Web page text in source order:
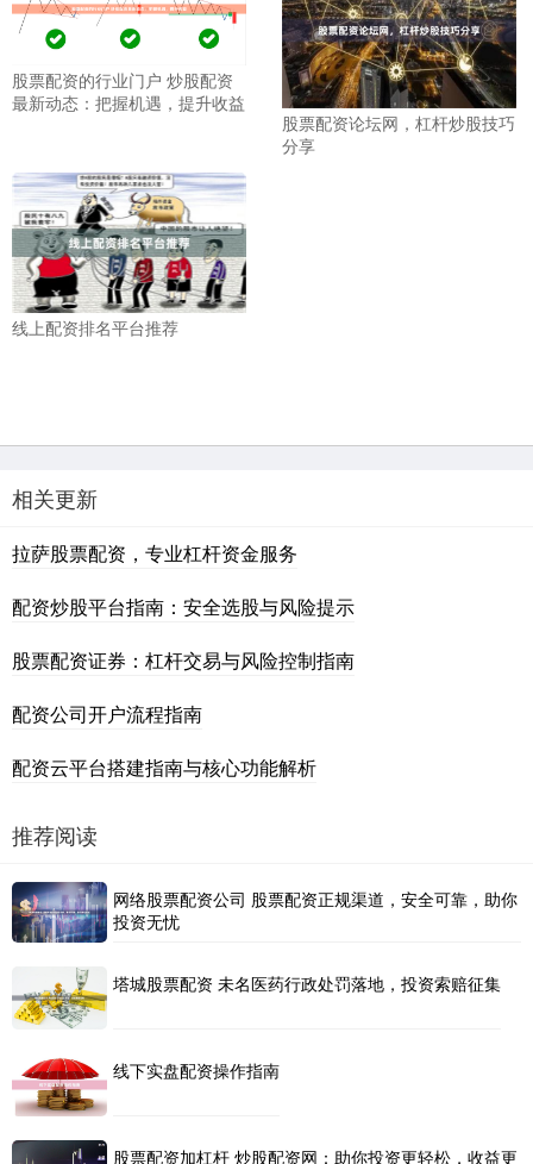
股票配资的行业门户 炒股配资
最新动态：把握机遇，提升收益
股票配资论坛网，杠杆炒股技巧
分享
线上配资排名平台推荐
相关更新
拉萨股票配资，专业杠杆资金服务
配资炒股平台指南：安全选股与风险提示
股票配资证券：杠杆交易与风险控制指南
配资公司开户流程指南
配资云平台搭建指南与核心功能解析
推荐阅读
网络股票配资公司 股票配资正规渠道，安全可靠，助你
投资无忧
塔城股票配资 未名医药行政处罚落地，投资索赔征集
线下实盘配资操作指南
股票配资加杠杆 炒股配资网：助你投资更轻松，收益更